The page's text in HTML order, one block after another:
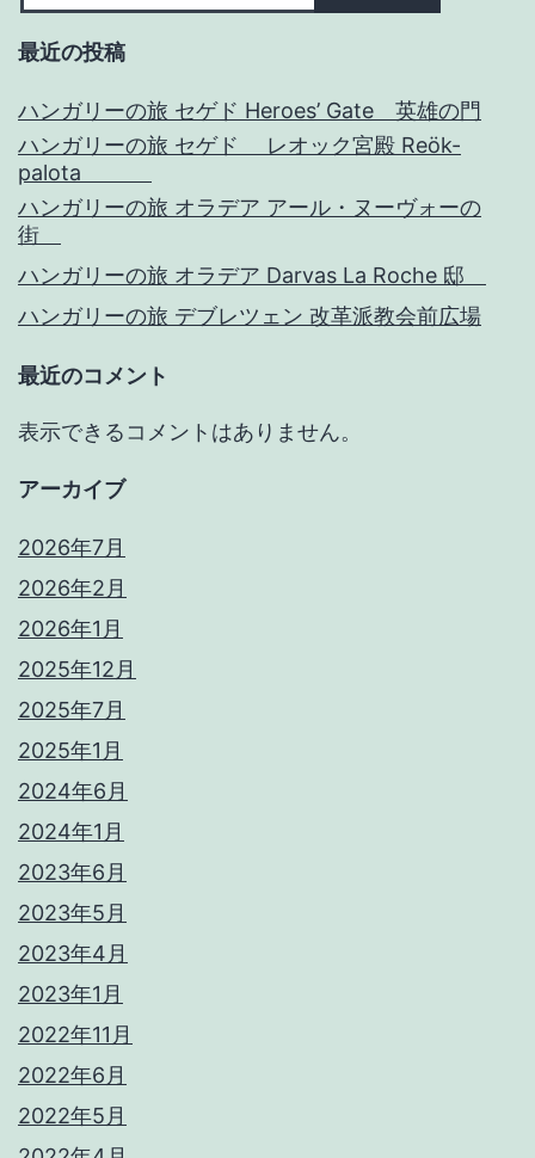
最近の投稿
ハンガリーの旅 セゲド Heroes’ Gate 英雄の門
ハンガリーの旅 セゲド レオック宮殿 Reök-
palota
ハンガリーの旅 オラデア アール・ヌーヴォーの
街
ハンガリーの旅 オラデア Darvas La Roche 邸
ハンガリーの旅 デブレツェン 改革派教会前広場
最近のコメント
表示できるコメントはありません。
アーカイブ
2026年7月
2026年2月
2026年1月
2025年12月
2025年7月
2025年1月
2024年6月
2024年1月
2023年6月
2023年5月
2023年4月
2023年1月
2022年11月
2022年6月
2022年5月